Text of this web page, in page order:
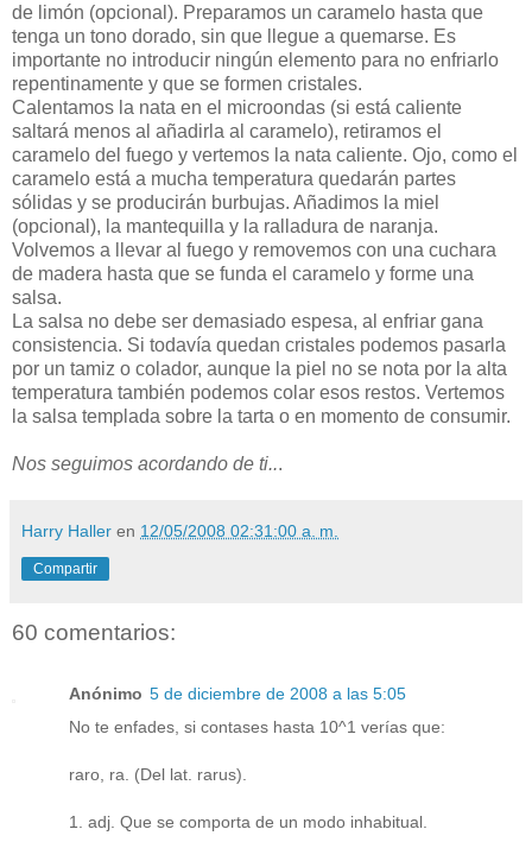
de limón (opcional). Preparamos un caramelo hasta que
tenga un tono dorado, sin que llegue a quemarse. Es
importante no introducir ningún elemento para no enfriarlo
repentinamente y que se formen cristales.
Calentamos la nata en el microondas (si está caliente
saltará menos al añadirla al caramelo), retiramos el
caramelo del fuego y vertemos la nata caliente. Ojo, como el
caramelo está a mucha temperatura quedarán partes
sólidas y se producirán burbujas. Añadimos la miel
(opcional), la mantequilla y la ralladura de naranja.
Volvemos a llevar al fuego y removemos con una cuchara
de madera hasta que se funda el caramelo y forme una
salsa.
La salsa no debe ser demasiado espesa, al enfriar gana
consistencia. Si todavía quedan cristales podemos pasarla
por un tamiz o colador, aunque la piel no se nota por la alta
temperatura también podemos colar esos restos. Vertemos
la salsa templada sobre la tarta o en momento de consumir.
Nos seguimos acordando de ti...
Harry Haller en 12/05/2008 02:31:00 a. m.
Compartir
60 comentarios:
Anónimo 5 de diciembre de 2008 a las 5:05
No te enfades, si contases hasta 10^1 verías que:
raro, ra. (Del lat. rarus).
1. adj. Que se comporta de un modo inhabitual.